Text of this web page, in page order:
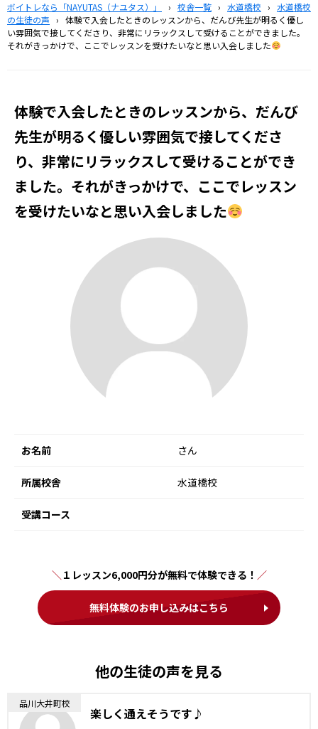
ボイトレなら「NAYUTAS（ナユタス）」 › 校舎一覧 › 水道橋校 › 水道橋校
の生徒の声 › 体験で入会したときのレッスンから、だんび先生が明るく優し
い雰囲気で接してくださり、非常にリラックスして受けることができました。
それがきっかけで、ここでレッスンを受けたいなと思い入会しました
体験で入会したときのレッスンから、だんび
先生が明るく優しい雰囲気で接してくださ
り、非常にリラックスして受けることができ
ました。それがきっかけで、ここでレッスン
を受けたいなと思い入会しました
お名前 さん
所属校舎 水道橋校
受講コース
１レッスン6,000円分が無料で体験できる！
無料体験のお申し込みはこちら
他の生徒の声を見る
品川大井町校
楽しく通えそうです♪